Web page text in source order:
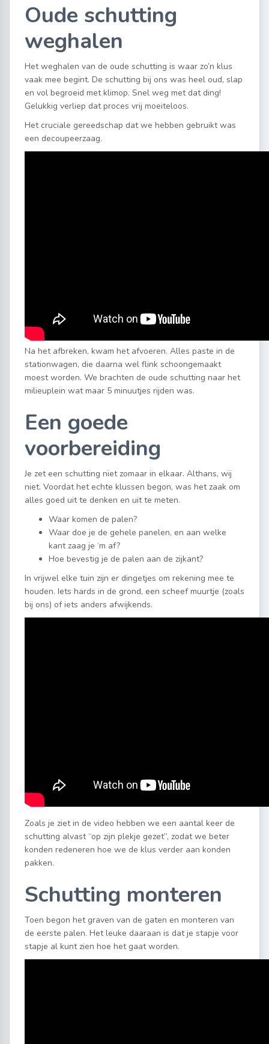
Oude schutting
weghalen
Het weghalen van de oude schutting is waar zo’n klus
vaak mee begint. De schutting bij ons was heel oud, slap
en vol begroeid met klimop. Snel weg met dat ding!
Gelukkig verliep dat proces vrij moeiteloos.
Het cruciale gereedschap dat we hebben gebruikt was
een decoupeerzaag.
Na het afbreken, kwam het afvoeren. Alles paste in de
stationwagen, die daarna wel flink schoongemaakt
moest worden. We brachten de oude schutting naar het
milieuplein wat maar 5 minuutjes rijden was.
Een goede
voorbereiding
Je zet een schutting niet zomaar in elkaar. Althans, wij
niet. Voordat het echte klussen begon, was het zaak om
alles goed uit te denken en uit te meten.
Waar komen de palen?
Waar doe je de gehele panelen, en aan welke
kant zaag je ‘m af?
Hoe bevestig je de palen aan de zijkant?
In vrijwel elke tuin zijn er dingetjes om rekening mee te
houden. Iets hards in de grond, een scheef muurtje (zoals
bij ons) of iets anders afwijkends.
Zoals je ziet in de video hebben we een aantal keer de
schutting alvast “op zijn plekje gezet”, zodat we beter
konden redeneren hoe we de klus verder aan konden
pakken.
Schutting monteren
Toen begon het graven van de gaten en monteren van
de eerste palen. Het leuke daaraan is dat je stapje voor
stapje al kunt zien hoe het gaat worden.